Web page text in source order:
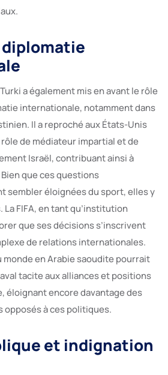
diplomatie
a également mis en avant le rôle
internationale, notamment dans
Il a reproché aux États-Unis
de médiateur impartial et de
Israël, contribuant ainsi à
que ces questions
sembler éloignées du sport, elles y
FIFA, en tant qu’institution
que ses décisions s’inscrivent
de relations internationales.
monde en Arabie saoudite pourrait
tacite aux alliances et positions
éloignant encore davantage des
à ces politiques.
et indignation